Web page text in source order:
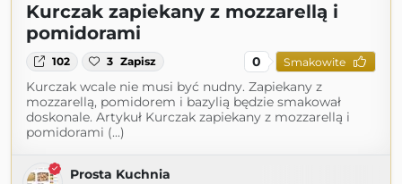
Kurczak zapiekany z mozzarellą i
pomidorami
102 3 Zapisz 0 Smakowite
Kurczak wcale nie musi być nudny. Zapiekany z
mozzarellą, pomidorem i bazylią będzie smakował
doskonale. Artykuł Kurczak zapiekany z mozzarellą i
pomidorami (...)
Prosta Kuchnia